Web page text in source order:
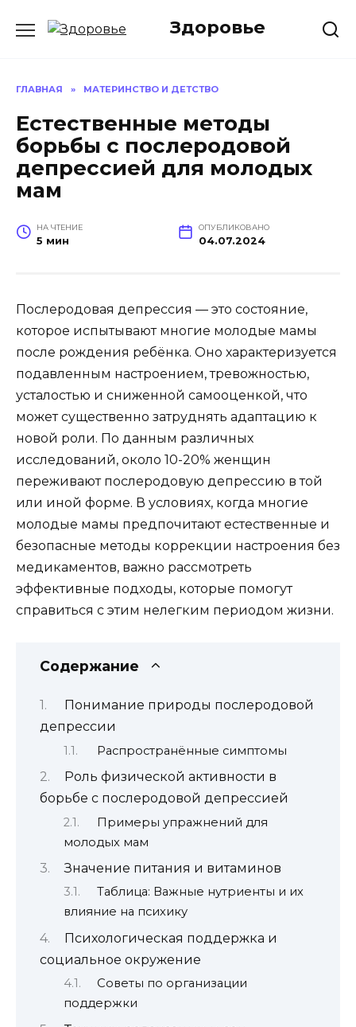
Здоровье
ГЛАВНАЯ » МАТЕРИНСТВО И ДЕТСТВО
Естественные методы
борьбы с послеродовой
депрессией для молодых
мам
НА ЧТЕНИЕ
5 мин
ОПУБЛИКОВАНО
04.07.2024
Послеродовая депрессия — это состояние,
которое испытывают многие молодые мамы
после рождения ребёнка. Оно характеризуется
подавленным настроением, тревожностью,
усталостью и сниженной самооценкой, что
может существенно затруднять адаптацию к
новой роли. По данным различных
исследований, около 10-20% женщин
переживают послеродовую депрессию в той
или иной форме. В условиях, когда многие
молодые мамы предпочитают естественные и
безопасные методы коррекции настроения без
медикаментов, важно рассмотреть
эффективные подходы, которые помогут
справиться с этим нелегким периодом жизни.
Содержание
Понимание природы послеродовой
депрессии
Распространённые симптомы
Роль физической активности в
борьбе с послеродовой депрессией
Примеры упражнений для
молодых мам
Значение питания и витаминов
Таблица: Важные нутриенты и их
влияние на психику
Психологическая поддержка и
социальное окружение
Советы по организации
поддержки